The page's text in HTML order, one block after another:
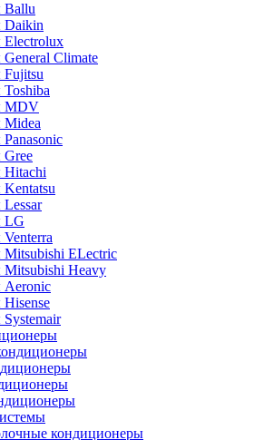
Ballu
Daikin
Climate
MDV
LG
ELectric
Heavy
кондиционеры